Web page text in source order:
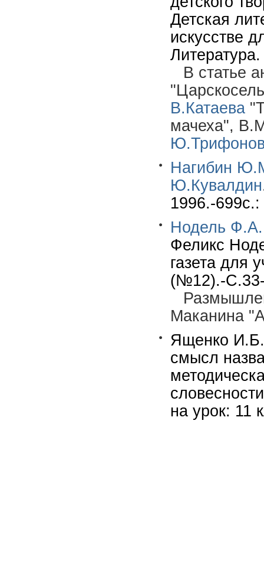
Детская
искусстве
В статье
В.Катаева
мачеха",
Нагибин
Ю.Кувалдин
1996.-
Нодель Ф.А.
Феликс
газета для
(№12).-С.33-
Маканина
Ященко
смысл
на урок: 11